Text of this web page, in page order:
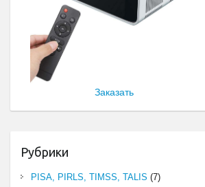
Заказать
Рубрики
PISA, PIRLS, TIMSS, TALIS (7)